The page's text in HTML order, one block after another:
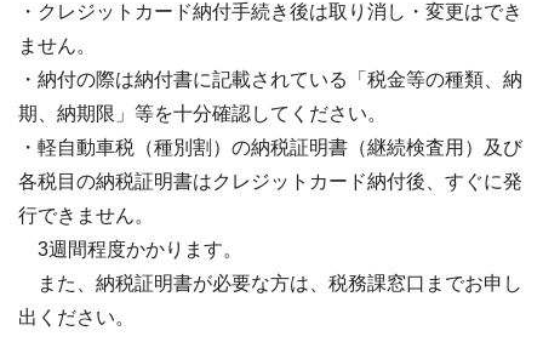
・クレジットカード納付手続き後は取り消し・変更はでき
ません。
・納付の際は納付書に記載されている「税金等の種類、納
期、納期限」等を十分確認してください。
・軽自動車税（種別割）の納税証明書（継続検査用）及び
各税目の納税証明書はクレジットカード納付後、すぐに発
行できません。
3週間程度かかります。
また、納税証明書が必要な方は、税務課窓口までお申し
出ください。